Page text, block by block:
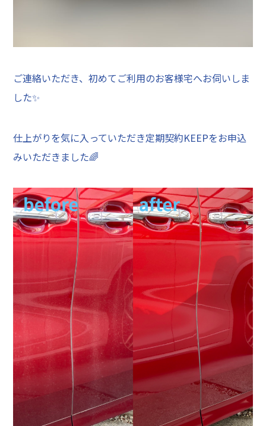
ご連絡いただき、初めてご利用のお客様宅へお伺いしま
した✨
仕上がりを気に入っていただき定期契約KEEPをお申込
みいただきました🌈